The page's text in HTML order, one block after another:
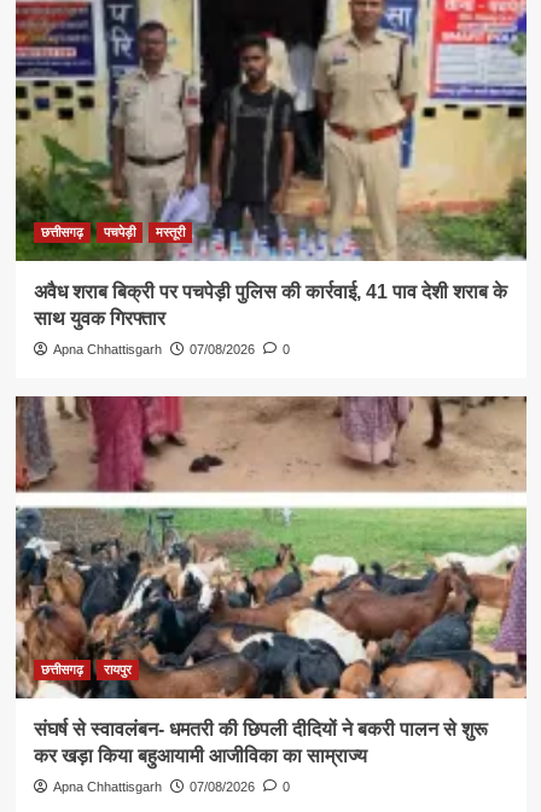
छत्तीसगढ़ पचपेड़ी मस्तूरी
अवैध शराब बिक्री पर पचपेड़ी पुलिस की कार्रवाई, 41 पाव देशी शराब के
साथ युवक गिरफ्तार
Apna Chhattisgarh 07/08/2026 0
छत्तीसगढ़ रायपुर
संघर्ष से स्वावलंबन- धमतरी की छिपली दीदियों ने बकरी पालन से शुरू
कर खड़ा किया बहुआयामी आजीविका का साम्राज्य
Apna Chhattisgarh 07/08/2026 0